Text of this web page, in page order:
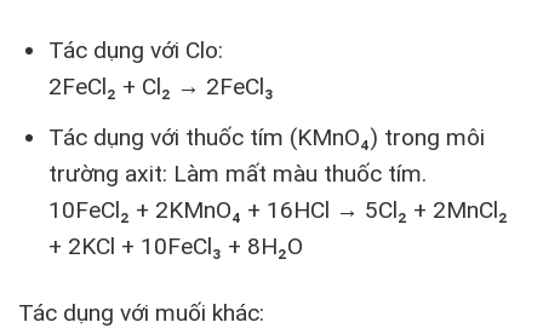
Tác dụng với Clo:
2FeCl₂ + Cl₂ → 2FeCl₃
Tác dụng với thuốc tím (KMnO₄) trong môi
trường axit: Làm mất màu thuốc tím.
10FeCl₂ + 2KMnO₄ + 16HCl → 5Cl₂ + 2MnCl₂
+ 2KCl + 10FeCl₃ + 8H₂O
Tác dụng với muối khác: